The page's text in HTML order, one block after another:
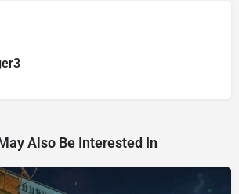
Also Be Interested In